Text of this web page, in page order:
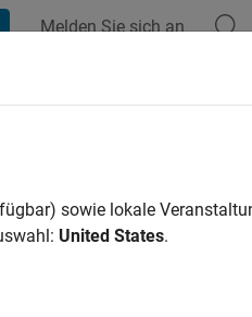
Melden Sie sich an
sowie lokale
United States.